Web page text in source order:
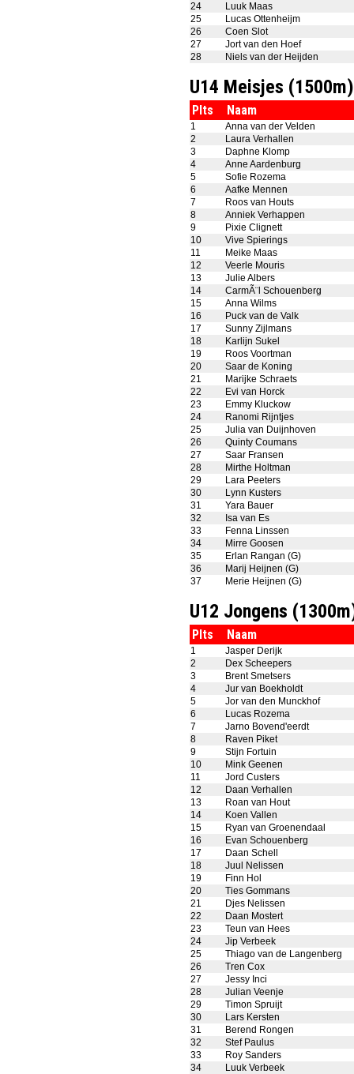
24
Luuk Maas
25
Lucas Ottenheijm
26
Coen Slot
27
Jort van den Hoef
28
Niels van der Heijden
U14 Meisjes (1500m)
Plts Naam
1
Anna van der Velden
2
Laura Verhallen
3
Daphne Klomp
4
Anne Aardenburg
5
Sofie Rozema
6
Aafke Mennen
7
Roos van Houts
8
Anniek Verhappen
9
Pixie Clignett
10
Vive Spierings
11
Meike Maas
12
Veerle Mouris
13
Julie Albers
14
CarmÃ¨l Schouenberg
15
Anna Wilms
16
Puck van de Valk
17
Sunny Zijlmans
18
Karlijn Sukel
19
Roos Voortman
20
Saar de Koning
21
Marijke Schraets
22
Evi van Horck
23
Emmy Kluckow
24
Ranomi Rijntjes
25
Julia van Duijnhoven
26
Quinty Coumans
27
Saar Fransen
28
Mirthe Holtman
29
Lara Peeters
30
Lynn Kusters
31
Yara Bauer
32
Isa van Es
33
Fenna Linssen
34
Mirre Goosen
35
Erlan Rangan (G)
36
Marij Heijnen (G)
37
Merie Heijnen (G)
U12 Jongens
Plts Naam
1
Jasper Derijk
2
Dex Scheepers
3
Brent Smetsers
4
Jur van Boekholdt
5
Jor van den Munckhof
6
Lucas Rozema
7
Jarno Bovend'eerdt
8
Raven Piket
9
Stijn Fortuin
10
Mink Geenen
11
Jord Custers
12
Daan Verhallen
13
Roan van Hout
14
Koen Vallen
15
Ryan van Groenendaal
16
Evan Schouenberg
17
Daan Schell
18
Juul Nelissen
19
Finn Hol
20
Ties Gommans
21
Djes Nelissen
22
Daan Mostert
23
Teun van Hees
24
Jip Verbeek
25
Thiago van de Langenberg
26
Tren Cox
27
Jessy Inci
28
Julian Veenje
29
Timon Spruijt
30
Lars Kersten
31
Berend Rongen
32
Stef Paulus
33
Roy Sanders
34
Luuk Verbeek